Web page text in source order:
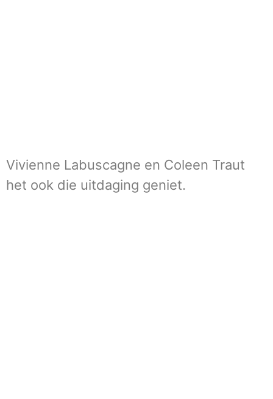
Vivienne Labuscagne en Coleen Traut
het ook die uitdaging geniet.